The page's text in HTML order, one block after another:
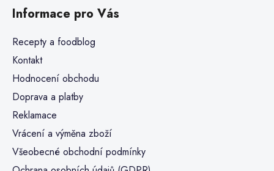
Informace pro Vás
Recepty a foodblog
Kontakt
Hodnocení obchodu
Doprava a platby
Reklamace
Vrácení a výměna zboží
Všeobecné obchodní podmínky